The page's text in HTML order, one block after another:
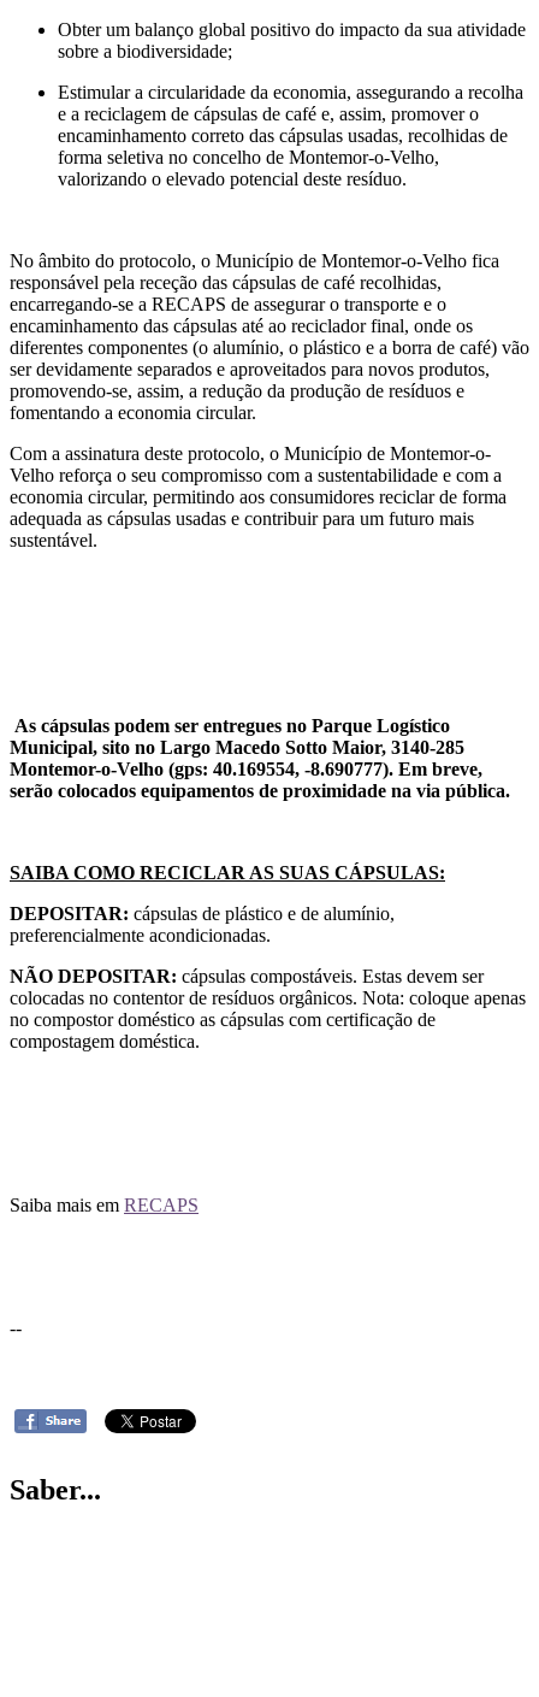
Obter um balanço global positivo do impacto da sua atividade
sobre a biodiversidade;
Estimular a circularidade da economia, assegurando a recolha
e a reciclagem de cápsulas de café e, assim, promover o
encaminhamento correto das cápsulas usadas, recolhidas de
forma seletiva no concelho de Montemor-o-Velho,
valorizando o elevado potencial deste resíduo.
No âmbito do protocolo, o Município de Montemor-o-Velho fica
responsável pela receção das cápsulas de café recolhidas,
encarregando-se a RECAPS de assegurar o transporte e o
encaminhamento das cápsulas até ao reciclador final, onde os
diferentes componentes (o alumínio, o plástico e a borra de café) vão
ser devidamente separados e aproveitados para novos produtos,
promovendo-se, assim, a redução da produção de resíduos e
fomentando a economia circular.
Com a assinatura deste protocolo, o Município de Montemor-o-
Velho reforça o seu compromisso com a sustentabilidade e com a
economia circular, permitindo aos consumidores reciclar de forma
adequada as cápsulas usadas e contribuir para um futuro mais
sustentável.
As cápsulas podem ser entregues no Parque Logístico
Municipal, sito no Largo Macedo Sotto Maior, 3140-285
Montemor-o-Velho (gps: 40.169554, -8.690777). Em breve,
serão colocados equipamentos de proximidade na via pública.
SAIBA COMO RECICLAR AS SUAS CÁPSULAS:
DEPOSITAR: cápsulas de plástico e de alumínio,
preferencialmente acondicionadas.
NÃO DEPOSITAR: cápsulas compostáveis. Estas devem ser
colocadas no contentor de resíduos orgânicos. Nota: coloque apenas
no compostor doméstico as cápsulas com certificação de
compostagem doméstica.
Saiba mais em RECAPS
--
Saber...